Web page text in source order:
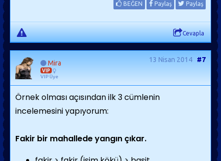
BEĞEN Paylaş Paylaş
Cevapla
Mira
VIP
VIP Üye
13 Nisan 2014 #7
Örnek olması açısından ilk 3 cümlenin
incelemesini yapıyorum:
Fakir bir mahallede yangın çıkar.